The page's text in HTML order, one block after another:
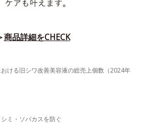
商品詳細をCHECK
ける旧シワ改善美容液の総売上個数（2024年
ミ・ソバカスを防ぐ